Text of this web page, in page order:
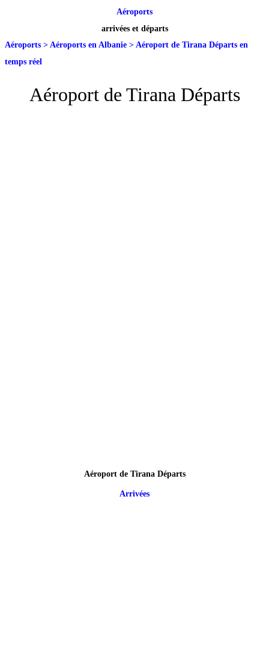
Aéroports
arrivées et départs
Aéroports > Aéroports en Albanie > Aéroport de Tirana Départs en
temps réel
Aéroport de Tirana Départs
Aéroport de Tirana Départs
Arrivées